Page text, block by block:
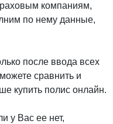
компаниям,
по нему данные,
после ввода всех
сравнить и
купить полис онлайн.
у Вас ее нет,